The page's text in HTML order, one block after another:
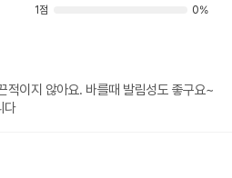
1점
0%
적이지 않아요. 바를때 발림성도 좋구요~
다